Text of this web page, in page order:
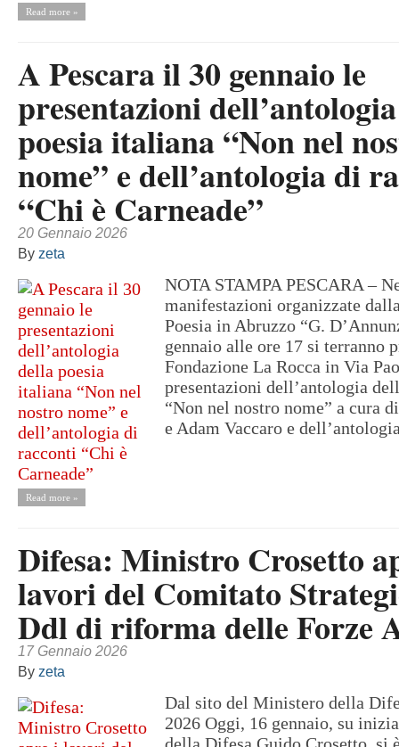
Read more »
A Pescara il 30 gennaio le
presentazioni
poesia italiana “Non nel
nome” e dell’antologia di
“Chi è Carneade”
20 Gennaio 2026
By zeta
NOTA STAMPA PESCARA –
manifestazioni organizzate
Poesia in Abruzzo “G.
gennaio alle ore 17 si terranno
Fondazione La Rocca in Via
presentazioni dell’antologia
“Non nel nostro nome” a cura
e Adam Vaccaro e
Read more »
Difesa: Ministro Crosetto
lavori del Comitato
Ddl di riforma delle Forze
17 Gennaio 2026
By zeta
Dal sito del Ministero della
2026 Oggi, 16 gennaio, su